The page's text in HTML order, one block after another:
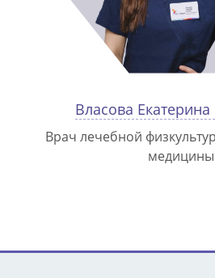
Власова Екатерина
Врач лечебной
медицины